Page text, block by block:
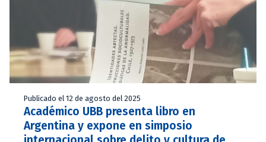
Publicado el 12 de agosto del 2025
Académico UBB presenta libro en
Argentina y expone en simposio